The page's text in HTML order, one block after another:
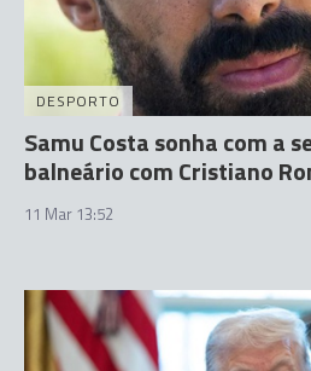
DESPORTO
Samu Costa sonha com a
balneário com Cristiano
11 Mar 13:52